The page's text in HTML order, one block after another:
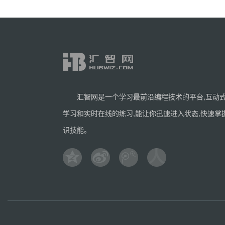
汇智网是一个学习最前沿编程技术的平台,互动
学习和实时在线的练习,能让你迅速进入状态,快速掌
识技能。